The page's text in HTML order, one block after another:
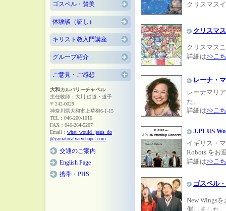
ゴスペル・賛美
体験談（証し）
キリスト教入門講座
グループ紹介
ご意見・ご感想
大和カルバリーチャペル
主任牧師：大川 従道・道子
〒242-0029
神奈川県大和市上草柳6-1-15
TEL：046-200-1010
FAX：046-264-5207
Email： what_would_jesus_do
@yamatocalvarychapel.com
交通のご案内
English Page
携帯・PHS
クリスマス
クリスマ
クリスマス
詳細は>>こ
レーナ・
レーナマリ
た。
詳細は>>こ
J.PLUS
イギリス・
Robots をお
詳細は>>こ
ゴスペル
New Wings
催しました。